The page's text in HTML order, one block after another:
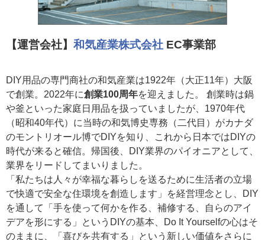
【運営会社】 和気産業株式会社 EC事業部
DIY用品の専門商社の和気産業は1922年（大正11年）大阪
で創業。2022年に創業100周年を迎えました。 創業時は鍋
や釜といった家庭日用品を扱っていましたが、1970年代
（昭和40年代）に当時の和気博史専務（二代目）がカナダ
のモントリオール博でDIYを知り、これから日本ではDIYの
時代が来ると確信。帰国後、DIY業界のパイオニアとして、
業界をリードしてまいりました。
「私たちは人々が幸福な暮らしを送るために生活者の立場
で快適で安全な住環境を創造します」を経営理念とし、DIY
を通して「手を使って何かを作る、補修する、自らのアイ
デアを形にする」というDIYの基本、Do It Yourselfの心はそ
のままに、「喜びを共有する」という新しい価値をさらに